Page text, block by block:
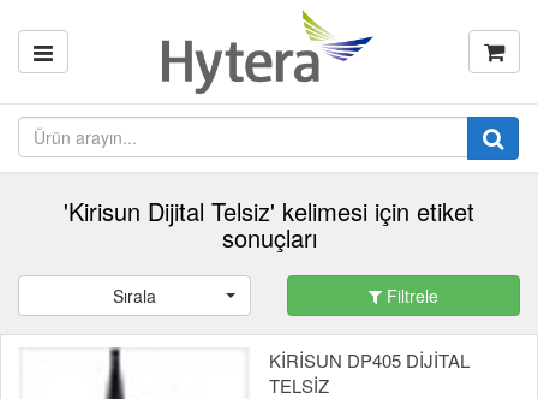
'Kirisun Dijital Telsiz' kelimesi için etiket
sonuçları
Sırala Filtrele
KİRİSUN DP405 DİJİTAL
TELSİZ